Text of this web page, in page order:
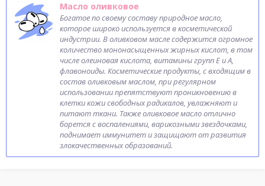
Масло оливковое
Богатое по своему составу природное масло,
которое широко используется в косметической
индустрии. В оливковом масле содержится огромное
количество мононасыщенных жирных кислот, в том
числе олеиновая кислота, витамины групп Е и А,
флавоноиды. Косметические продукты, с входящим в
состав оливковым маслом, при регулярном
использовании препятствуют проникновению в
клетки кожи свободных радикалов, увлажняют и
питают ткани. Также оливковое масло отлично
борется с воспалениями, варикозными звездочками,
поднимает иммунитет и защищают от развития
злокачественных образований.